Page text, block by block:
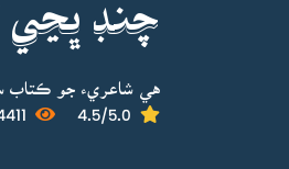
چنڊ ڀڃي
هي شاعريء جو ڪتاب
4.5/5.0
4411